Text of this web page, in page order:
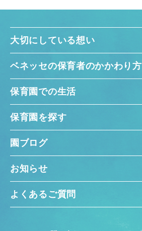
大切にしている想い
ベネッセの保育者のかかわり方
保育園での生活
保育園を探す
園ブログ
お知らせ
よくあるご質問